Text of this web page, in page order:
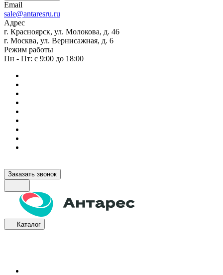
Email
sale@antaresru.ru
Адрес
г. Красноярск, ул. Молокова, д. 46
г. Москва, ул. Вернисажная, д. 6
Режим работы
Пн - Пт: с 9:00 до 18:00
Заказать звонок
Каталог